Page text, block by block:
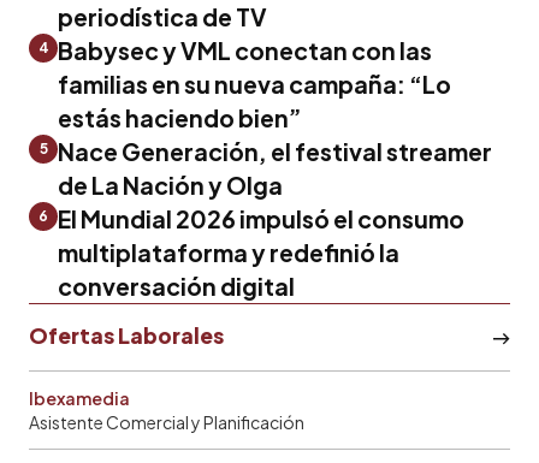
periodística de TV
4 Babysec y VML conectan con las
familias en su nueva campaña: “Lo
estás haciendo bien”
5
Nace Generación, el festival streamer
de La Nación y Olga
6
El Mundial 2026 impulsó el consumo
multiplataforma y redefinió la
conversación digital
Ofertas Laborales
Ibexamedia
Asistente Comercial y Planificación